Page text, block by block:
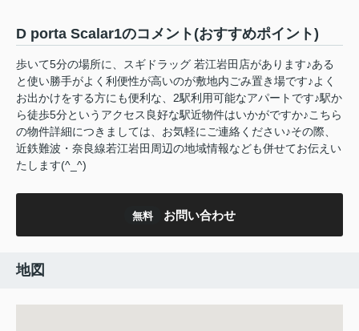
D porta Scalar1のコメント(おすすめポイント)
歩いて5分の場所に、スギドラッグ 若江岩田店があります♪ある
と使い勝手がよく利便性が高いのが敷地内ごみ置き場です♪よく
お出かけをする方にも便利な、2駅利用可能なアパートです♪駅か
ら徒歩5分というアクセス良好な駅近物件はいかがですか♪こちら
の物件詳細につきましては、お気軽にご連絡ください♪その際、
近鉄難波・奈良線若江岩田周辺の地域情報なども併せてお伝えい
たします(^_^)
無料 お問い合わせ
地図